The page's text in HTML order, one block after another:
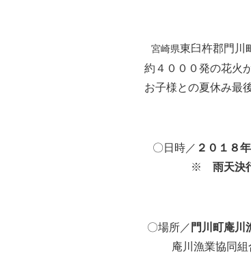
宮崎県東臼杵郡門川
約 ４０００発の花火
お子様との夏休み最
〇日時 ／ ２０１８年
※
雨天決
〇場所 ／ 門川町庵川
庵川 漁業協同組